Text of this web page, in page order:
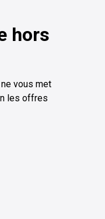
hors
vous met
les offres